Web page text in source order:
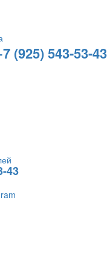
(925) 543-53-43
43